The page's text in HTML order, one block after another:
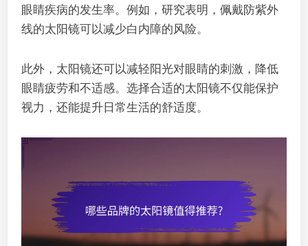
眼睛疾病的发生率。例如，研究表明，佩戴防紫外
线的太阳镜可以减少白内障的风险。
此外，太阳镜还可以减轻阳光对眼睛的刺激，降低
眼睛疲劳和不适感。选择合适的太阳镜不仅能保护
视力，还能提升日常生活的舒适度。